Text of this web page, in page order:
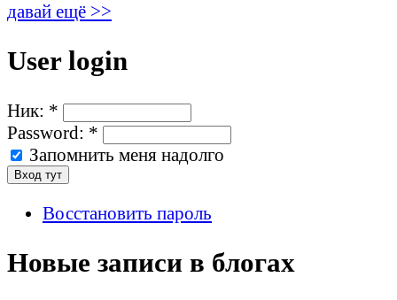
давай ещё >>
User login
Ник: *
Password: *
Запомнить меня надолго
Восстановить пароль
Новые записи в блогах